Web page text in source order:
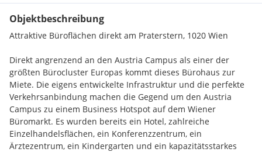
Objektbeschreibung
Attraktive Büroflächen direkt am Praterstern, 1020 Wien
Direkt angrenzend an den Austria Campus als einer der
größten Bürocluster Europas kommt dieses Bürohaus zur
Miete. Die eigens entwickelte Infrastruktur und die perfekte
Verkehrsanbindung machen die Gegend um den Austria
Campus zu einem Business Hotspot auf dem Wiener
Büromarkt. Es wurden bereits ein Hotel, zahlreiche
Einzelhandelsflächen, ein Konferenzzentrum, ein
Ärztezentrum, ein Kindergarten und ein kapazitätsstarkes